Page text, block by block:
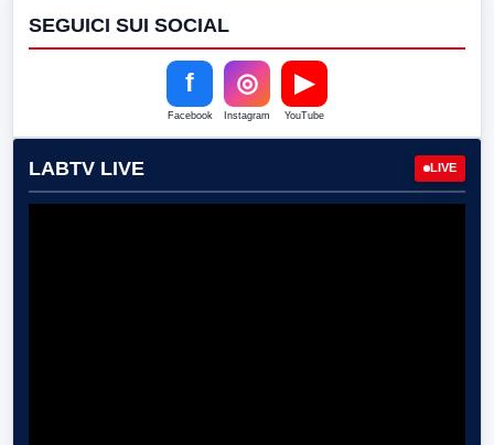
SEGUICI SUI SOCIAL
f
Facebook
◎
Instagram
▶
YouTube
LABTV LIVE LIVE